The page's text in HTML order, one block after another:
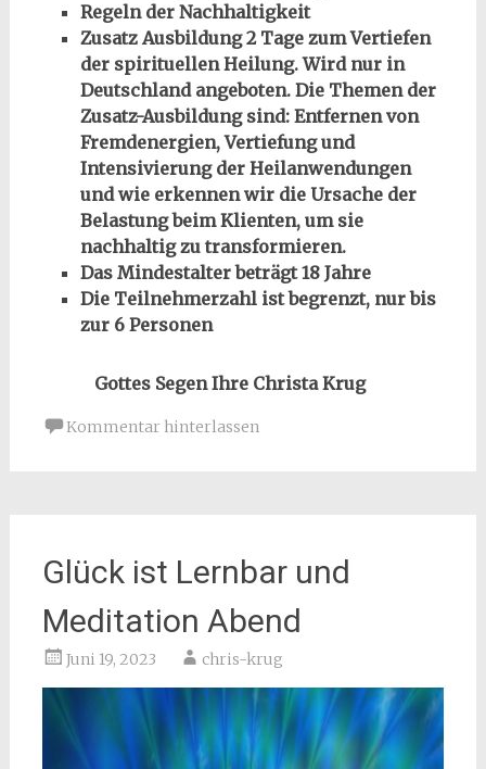
Regeln der Nachhaltigkeit
Zusatz Ausbildung 2 Tage zum Vertiefen
der spirituellen Heilung. Wird nur in
Deutschland angeboten. Die Themen der
Zusatz-Ausbildung sind: Entfernen von
Fremdenergien, Vertiefung und
Intensivierung der Heilanwendungen
und wie erkennen wir die Ursache der
Belastung beim Klienten, um sie
nachhaltig zu transformieren.
Das Mindestalter beträgt 18 Jahre
Die Teilnehmerzahl ist begrenzt, nur bis
zur 6 Personen
Gottes Segen Ihre Christa Krug
Kommentar hinterlassen
Glück ist Lernbar und
Meditation Abend
Juni 19, 2023 chris-krug